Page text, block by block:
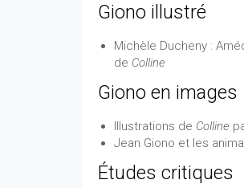
Giono illustré
Michèle Ducheny :
de Colline
Giono en images
Illustrations de Colline
Jean Giono et les
Études critiques